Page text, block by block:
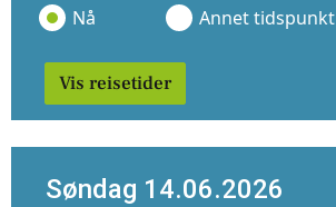
Nå Annet tidspunkt
Vis reisetider
Søndag 14.06.2026